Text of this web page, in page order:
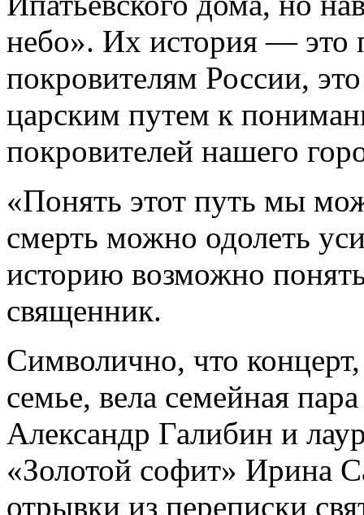
небо». Их история — это
покровителям России,
царским путем к
покровителей нашего
«Понять этот путь мы
смерть можно одолеть
историю возможно
священник.
Символично, что
семье, вела семейная
Александр Галибин и
«Золотой софит» Ирина
отрывки из переписки